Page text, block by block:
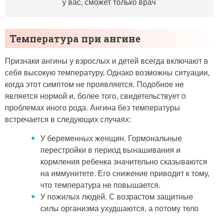
у вас, сможет только врач
Температура при ангине
Признаки ангины у взрослых и детей всегда включают в
себя высокую температуру. Однако возможны ситуации,
когда этот симптом не проявляется. Подобное не
является нормой и, более того, свидетельствует о
проблемах иного рода. Ангина без температуры
встречается в следующих случаях:
У беременных женщин. Гормональные
перестройки в период вынашивания и
кормления ребенка значительно сказываются
на иммунитете. Его снижение приводит к тому,
что температура не повышается.
У пожилых людей. С возрастом защитные
силы организма ухудшаются, а потому тело